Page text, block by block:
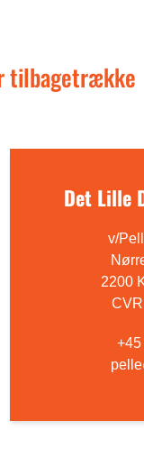
tilbagetrække
Det Lille
v/
2200